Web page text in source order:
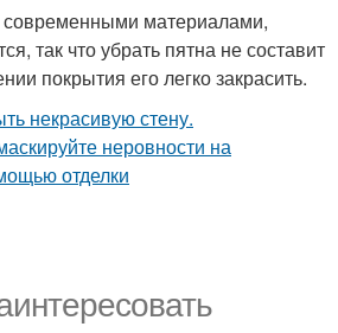
материалами,
так что убрать пятна не составит
покрытия его легко закрасить.